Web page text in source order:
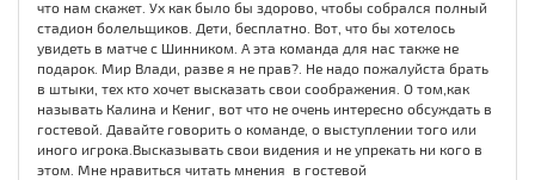
что нам скажет. Ух как было бы здорово, чтобы собрался полный
стадион болельщиков. Дети, бесплатно. Вот, что бы хотелось
увидеть в матче с Шинником. А эта команда для нас также не
подарок. Мир Влади, разве я не прав?. Не надо пожалуйста брать
в штыки, тех кто хочет высказать свои соображения. О том,как
называть Калина и Кениг, вот что не очень интересно обсуждать в
гостевой. Давайте говорить о команде, о выступлении того или
иного игрока.Высказывать свои видения и не упрекать ни кого в
этом. Мне нравиться читать мнения в гостевой